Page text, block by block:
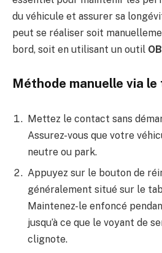
du véhicule et assurer sa
peut se réaliser soit
bord, soit en utilisant un outil
Méthode manuelle via le
Mettez le contact sans
Assurez-vous que votre
neutre ou park.
Appuyez sur le bouton de
généralement situé sur le
Maintenez-le enfoncé
jusqu’à ce que le voyant de
clignote.